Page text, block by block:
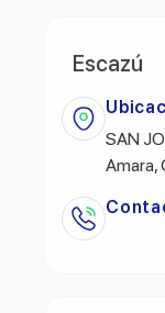
Escazú
SAN
Amara,